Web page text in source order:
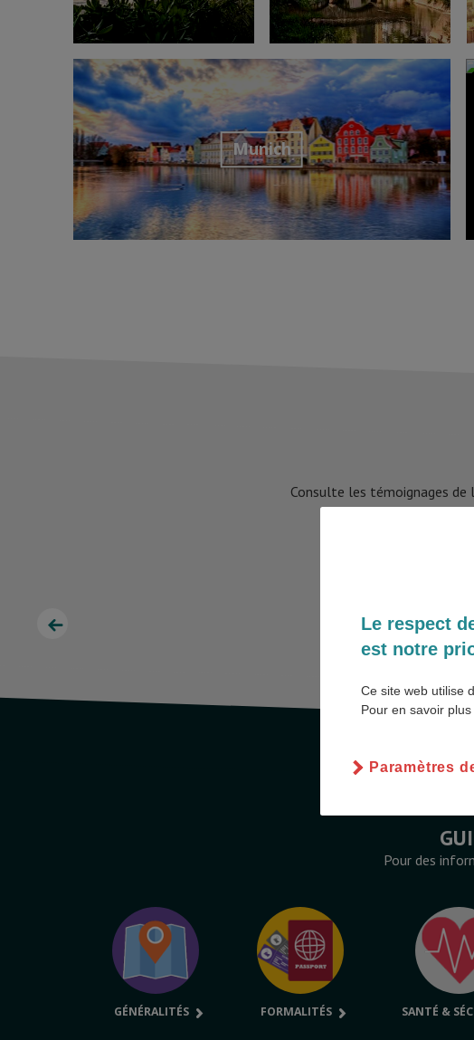
Découvrir la destination Découvrir la destination
Munich
Consulte les témoignages
Pour des
GÉNÉRALITÉS FORMALITÉS SANTÉ &
Le respect
est notre
Ce site web utilise
Pour en savoir
Paramètres